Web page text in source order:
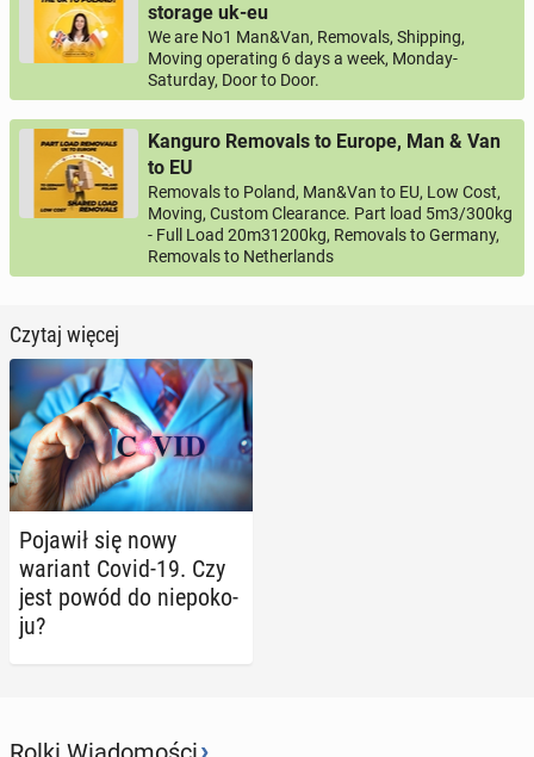
storage uk-eu
We are No1 Man&Van, Removals, Shipping,
Moving operating 6 days a week, Monday-
Saturday, Door to Door.
Kanguro Removals to Europe, Man & Van
to EU
Removals to Poland, Man&Van to EU, Low Cost,
Moving, Custom Clearance. Part load 5m3/300kg
- Full Load 20m31200kg, Removals to Germany,
Removals to Netherlands
Czytaj więcej
Pojawił się nowy
wariant Covid-19. Czy
jest powód do nie­po­ko­
ju?